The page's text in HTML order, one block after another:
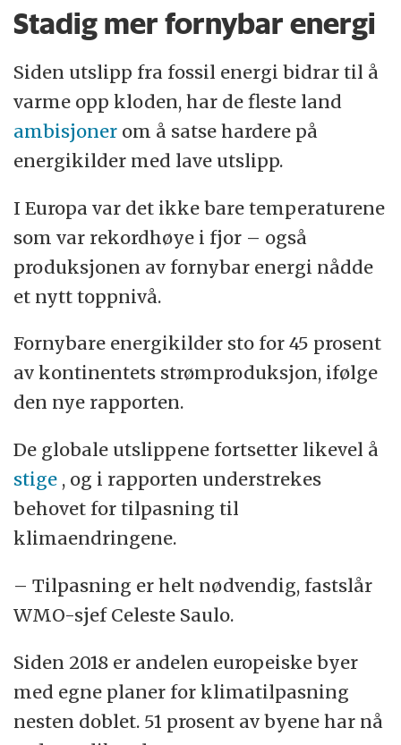
Stadig mer fornybar energi
Siden utslipp fra fossil energi bidrar til å
varme opp kloden, har de fleste land
ambisjoner om å satse hardere på
energikilder med lave utslipp.
I Europa var det ikke bare temperaturene
som var rekordhøye i fjor – også
produksjonen av fornybar energi nådde
et nytt toppnivå.
Fornybare energikilder sto for 45 prosent
av kontinentets strømproduksjon, ifølge
den nye rapporten.
De globale utslippene fortsetter likevel å
stige , og i rapporten understrekes
behovet for tilpasning til
klimaendringene.
– Tilpasning er helt nødvendig, fastslår
WMO-sjef Celeste Saulo.
Siden 2018 er andelen europeiske byer
med egne planer for klimatilpasning
nesten doblet. 51 prosent av byene har nå